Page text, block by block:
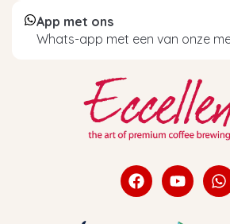
App met ons
Whats-app met een van onze